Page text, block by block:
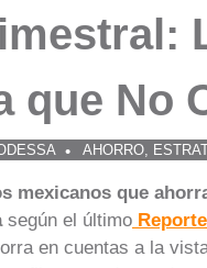
que No
AHORRO,
mexicanos que
según el último
en cuentas a la